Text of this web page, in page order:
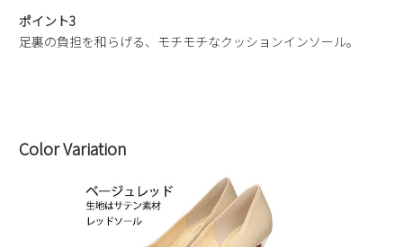
ポイント3
足裏の負担を和らげる、モチモチなクッションインソール。
Color Variation